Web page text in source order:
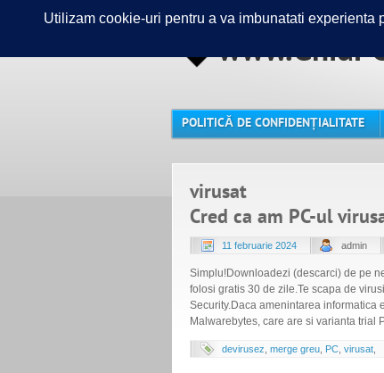
POLITICĂ DE CONFIDENȚIALITATE
virusat
Cred ca am PC-ul
11 februarie 2024 admin
Simplu!Downloadezi (descarci) de pe
folosi gratis 30 de zile.Te scapa de
Security.Daca amenintarea informatica
Malwarebytes, care are si varianta trial
devirusez merge greu PC virusat